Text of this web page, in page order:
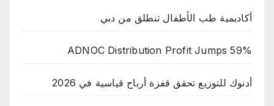
أكاديمية طب الأطفال تنطلق من دبي
ADNOC Distribution Profit Jumps 59%
أدنوك للتوزيع تحقق قفزة أرباح قياسية في 2026